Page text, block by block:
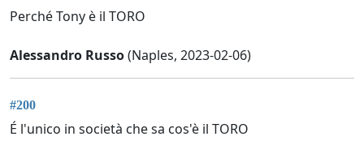
Perché Tony è il TORO
Alessandro Russo(Naples, 2023-02-06)
#200
É l'unico in società che sa cos'è il TORO